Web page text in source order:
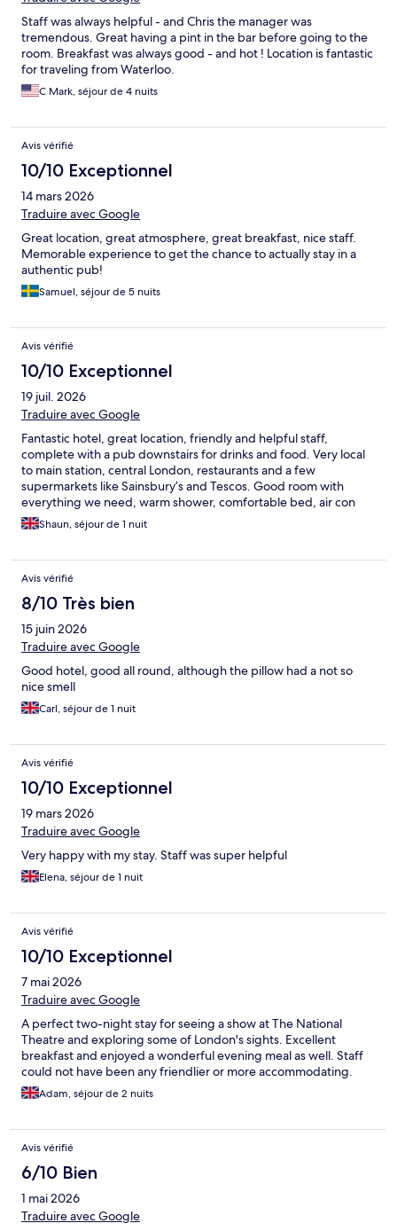
Staff was always helpful - and Chris the manager was
tremendous. Great having a pint in the bar before going to the
room. Breakfast was always good - and hot ! Location is fantastic
for traveling from Waterloo.
C Mark, séjour de 4 nuits
Avis vérifié
10/10 Exceptionnel
14 mars 2026
Traduire avec Google
Great location, great atmosphere, great breakfast, nice staff.
Memorable experience to get the chance to actually stay in a
authentic pub!
Samuel, séjour de 5 nuits
Avis vérifié
10/10 Exceptionnel
19 juil. 2026
Traduire avec Google
Fantastic hotel, great location, friendly and helpful staff,
complete with a pub downstairs for drinks and food. Very local
to main station, central London, restaurants and a few
supermarkets like Sainsbury’s and Tescos. Good room with
everything we need, warm shower, comfortable bed, air con
etc. great breakfast in the morning with quality food. Highly
recommended and would use again.
Shaun, séjour de 1 nuit
Avis vérifié
8/10 Très bien
15 juin 2026
Traduire avec Google
Good hotel, good all round, although the pillow had a not so
nice smell
Carl, séjour de 1 nuit
Avis vérifié
10/10 Exceptionnel
19 mars 2026
Traduire avec Google
Very happy with my stay. Staff was super helpful
Elena, séjour de 1 nuit
Avis vérifié
10/10 Exceptionnel
7 mai 2026
Traduire avec Google
A perfect two-night stay for seeing a show at The National
Theatre and exploring some of London's sights. Excellent
breakfast and enjoyed a wonderful evening meal as well. Staff
could not have been any friendlier or more accommodating.
Adam, séjour de 2 nuits
Avis vérifié
6/10 Bien
1 mai 2026
Traduire avec Google